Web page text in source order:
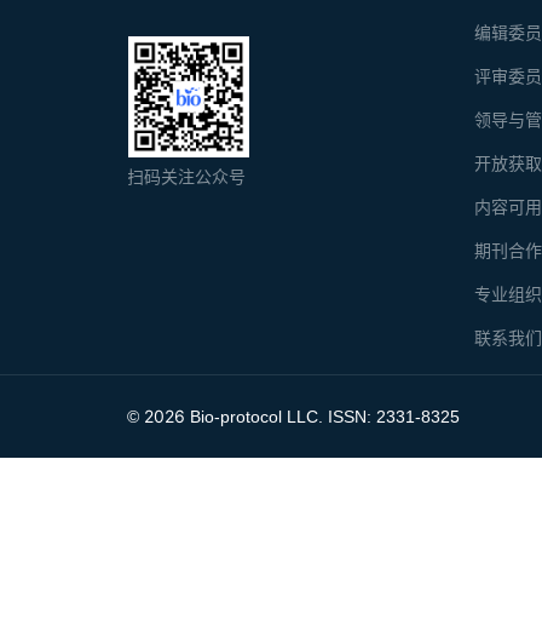
编辑委
评审委
领导与
开放获
内容可
期刊合
专业组
联系我们
扫码关注公众号
© 2026 Bio-protocol LLC. ISSN: 2331-8325